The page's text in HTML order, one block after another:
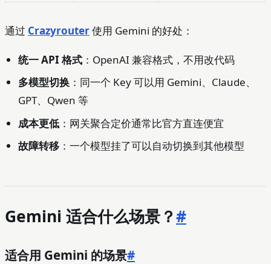
通过 Crazyrouter使用 Gemini 的好处：
统一 API 格式：OpenAI 兼容格式，不用改代码
多模型切换：同一个 Key 可以用 Gemini、Claude、
GPT、Qwen 等
成本更低：网关聚合定价通常比官方直连便宜
故障转移：一个模型挂了可以自动切换到其他模型
Gemini 适合什么场景？#
适合用 Gemini 的场景#